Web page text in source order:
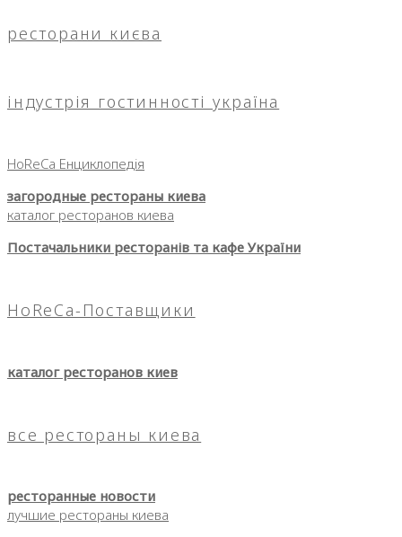
ресторани києва
індустрія гостинності україна
HoReCa Енциклопедія
загородные рестораны киева
каталог ресторанов киева
Постачальники ресторанів та кафе України
HoReCa-Поставщики
каталог ресторанов киев
все рестораны киева
ресторанные новости
лучшие рестораны киева